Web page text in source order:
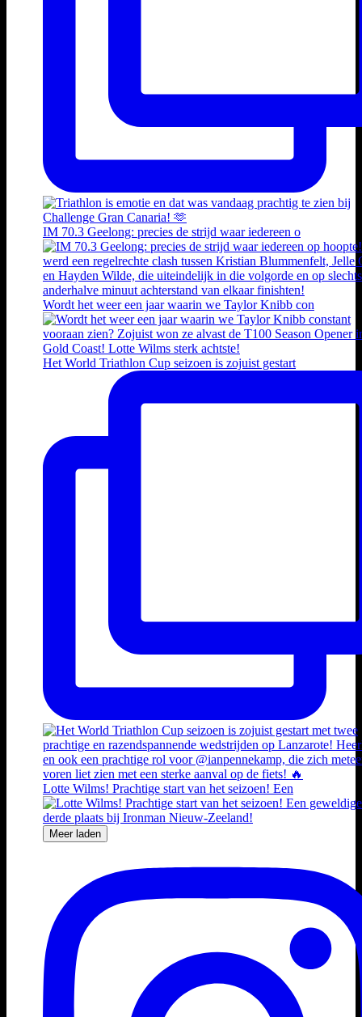
IM 70.3 Geelong: precies de strijd waar iedereen o
Wordt het weer een jaar waarin we Taylor Knibb con
Het World Triathlon Cup seizoen is zojuist gestart
Lotte Wilms! Prachtige start van het seizoen! Een
Meer laden